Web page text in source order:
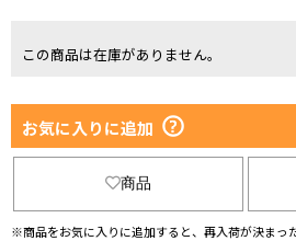
この商品は在庫がありません。
お気に入りに追加
商品
※商品をお気に入りに追加すると、再入荷が決まっ